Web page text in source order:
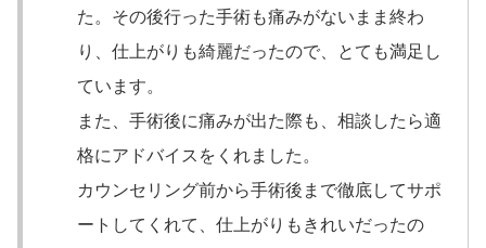
た。その後行った手術も痛みがないまま終わ
り、仕上がりも綺麗だったので、とても満足し
ています。
また、手術後に痛みが出た際も、相談したら適
格にアドバイスをくれました。
カウンセリング前から手術後まで徹底してサポ
ートしてくれて、仕上がりもきれいだったの